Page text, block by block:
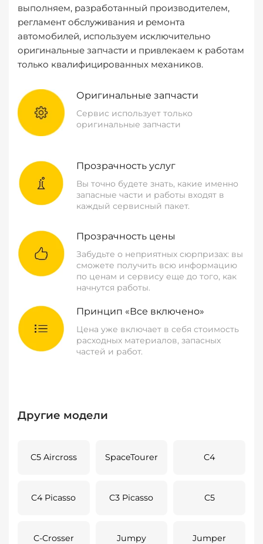
выполняем, разработанный производителем,
регламент обслуживания и ремонта
автомобилей, используем исключительно
оригинальные запчасти и привлекаем к работам
только квалифицированных механиков.
Оригинальные запчасти
Сервис использует только
оригинальные запчасти
Прозрачность услуг
Вы точно будете знать, какие именно
запасные части и работы входят в
каждый сервисный пакет.
Прозрачность цены
Забудьте о неприятных сюрпризах: вы
сможете получить всю информацию
по ценам и сервису еще до того, как
начнутся работы.
Принцип «Все включено»
Цена уже включает в себя стоимость
расходных материалов, запасных
частей и работ.
Другие модели
C5 Aircross SpaceTourer C4
C4 Picasso C3 Picasso C5
C-Crosser Jumpy Jumper